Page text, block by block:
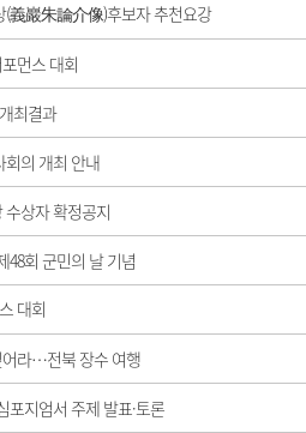
(義巖朱論介像)후보자 추천요강
먼스 대회
최결과
회의 개최 안내
수상자 확정공지
48회 군민의 날 기념
대회
어라…전북 장수 여행
포지엄서 주제 발표·토론